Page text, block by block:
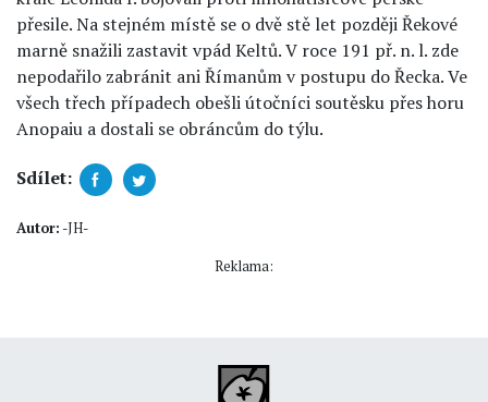
přesile. Na stejném místě se o dvě stě let později Řekové
marně snažili zastavit vpád Keltů. V roce 191 př. n. l. zde
nepodařilo zabránit ani Římanům v postupu do Řecka. Ve
všech třech případech obešli útočníci soutěsku přes horu
Anopaiu a dostali se obráncům do týlu.
Sdílet:
Autor: -JH-
Reklama: